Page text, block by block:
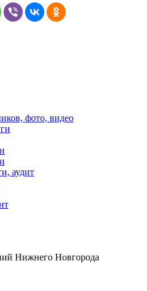
фото, видео
аудит
Нижнего Новгорода